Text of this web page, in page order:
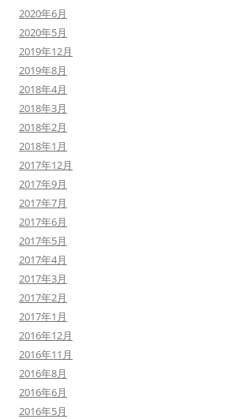
2020年6月
2020年5月
2019年12月
2019年8月
2018年4月
2018年3月
2018年2月
2018年1月
2017年12月
2017年9月
2017年7月
2017年6月
2017年5月
2017年4月
2017年3月
2017年2月
2017年1月
2016年12月
2016年11月
2016年8月
2016年6月
2016年5月